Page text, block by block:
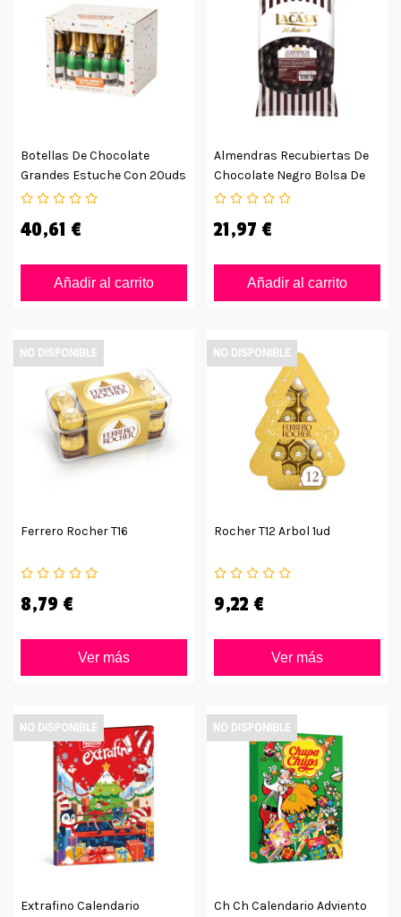
Botellas De Chocolate
Grandes Estuche Con 20uds
40,61 €
Añadir al carrito
Almendras Recubiertas De
Chocolate Negro Bolsa De
1kg
21,97 €
Añadir al carrito
Ferrero Rocher T16
8,79 €
Ver más
NO DISPONIBLE
Rocher T12 Arbol 1ud
9,22 €
Ver más
NO DISPONIBLE
Extrafino Calendario
NO DISPONIBLE
Ch Ch Calendario Adviento
NO DISPONIBLE